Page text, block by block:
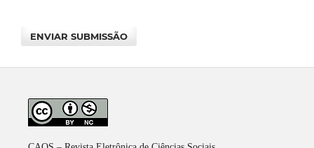
ENVIAR SUBMISSÃO